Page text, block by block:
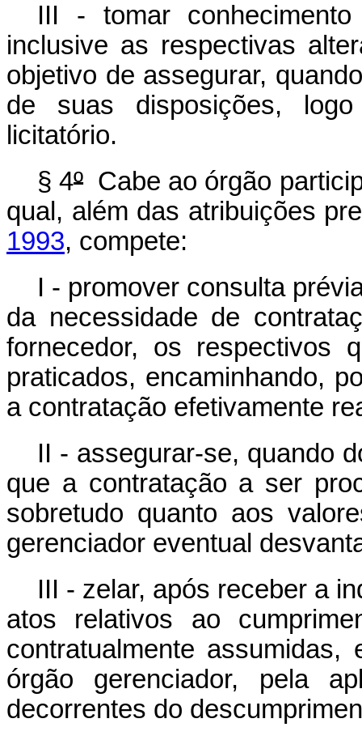
III - tomar
inclusive as respectivas
objetivo de assegurar,
de suas disposições,
licitatório.
§ 4ºCabe ao órgão
qual, além das atribuições
1993, compete:
I - promover consulta
da necessidade de
fornecedor, os respectivos
praticados, encaminhando,
a contratação efetivamente
II - assegurar-se, quando
que a contratação a ser
sobretudo quanto aos
gerenciador eventual
III - zelar, após receber a
atos relativos ao
contratualmente
órgão gerenciador, pela
decorrentes do